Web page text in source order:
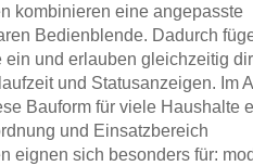
kombinieren eine angepasste
Bedienblende. Dadurch
und erlauben gleichzeitig
und Statusanzeigen. Im
Bauform für viele Haushalte
und Einsatzbereich
eignen sich besonders für: